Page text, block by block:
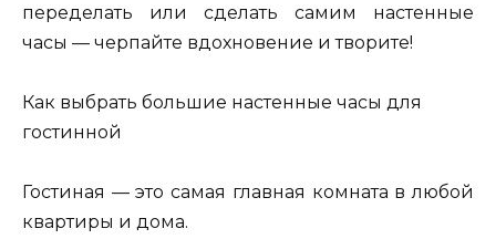
переделать или сделать самим настенные
часы — черпайте вдохновение и творите!
Как выбрать большие настенные часы для
гостинной
Гостиная — это самая главная комната в любой
квартиры и дома.